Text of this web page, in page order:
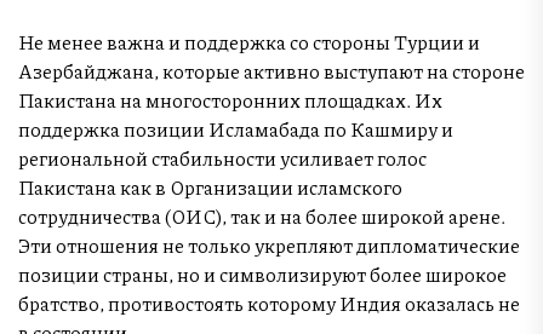
Не менее важна и поддержка со стороны Турции и
Азербайджана, которые активно выступают на стороне
Пакистана на многосторонних площадках. Их
поддержка позиции Исламабада по Кашмиру и
региональной стабильности усиливает голос
Пакистана как в Организации исламского
сотрудничества (ОИС), так и на более широкой арене.
Эти отношения не только укрепляют дипломатические
позиции страны, но и символизируют более широкое
братство, противостоять которому Индия оказалась не